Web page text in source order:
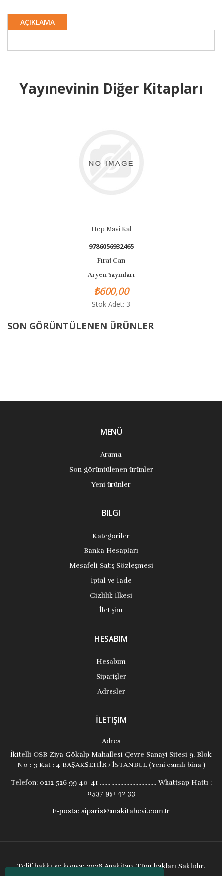
AÇIKLAMA
Yayınevinin Diğer Kitapları
Hep Mavi Kal
9786056932465
Fırat Can
Aryen Yayınları
₺600,00
Stok Adet: 3
SON GÖRÜNTÜLENEN ÜRÜNLER
MENÜ
Arama
Son görüntülenen ürünler
Yeni ürünler
BILGI
Kategoriler
Banka Hesapları
Mesafeli Satış Sözleşmesi
İptal ve İade
Gizlilik İlkesi
İletişim
HESABIM
Hesabım
Siparişler
Adresler
İLETIŞIM
Adres
İkitelli OSB Ziya Gökalp Mahallesi Çevre Sanayi Sitesi 9. Blok
No : 3 Kat : 4 BAŞAKŞEHİR / İSTANBUL (Yeni camlı bina )
Telefon:0212 526 99 40-41 ...................................... Whattsap Hattı :
0537 951 42 33
E-posta: siparis@anakitabevi.com.tr
Telif hakkı ve kopya; 2026 Anakitap. Tüm hakları Saklıdır.